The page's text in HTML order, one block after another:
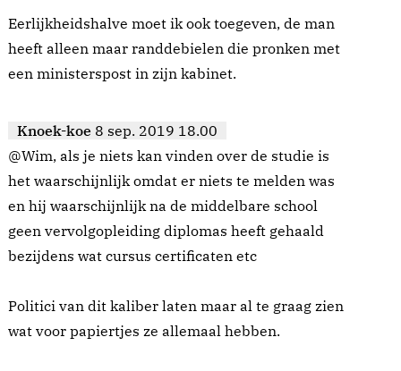
Eerlijkheidshalve moet ik ook toegeven, de man
heeft alleen maar randdebielen die pronken met
een ministerspost in zijn kabinet.
Knoek-koe 8 sep. 2019 18.00
@Wim, als je niets kan vinden over de studie is
het waarschijnlijk omdat er niets te melden was
en hij waarschijnlijk na de middelbare school
geen vervolgopleiding diplomas heeft gehaald
bezijdens wat cursus certificaten etc
Politici van dit kaliber laten maar al te graag zien
wat voor papiertjes ze allemaal hebben.